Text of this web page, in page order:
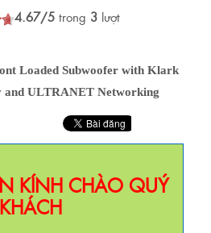
4.67/5 trong 3 lượt
Loaded Subwoofer with Klark
and ULTRANET Networking
KÍNH CHÀO QUÝ
KHÁCH